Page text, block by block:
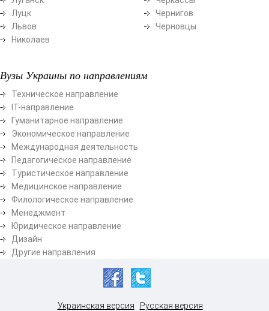
Луцк
Львов
Николаев
Чернигов
Черновцы
Вузы Украины по направлениям
Техническое направление
ІТ-направление
Гуманитарное направление
Экономическое направление
Международная деятельность
Педагогическое направление
Туристическое направление
Медицинское направление
Филологическое направление
Менеджмент
Юридическое направление
Дизайн
Другие направления
Украинская версия Русская версия